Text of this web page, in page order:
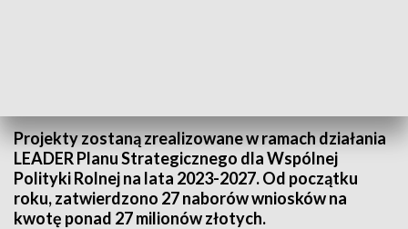
Projekty zostaną zrealizowane w ramach działania
LEADER Planu Strategicznego dla Wspólnej
Polityki Rolnej na lata 2023-2027. Od początku
roku, zatwierdzono 27 naborów wniosków na
kwotę ponad 27 milionów złotych.